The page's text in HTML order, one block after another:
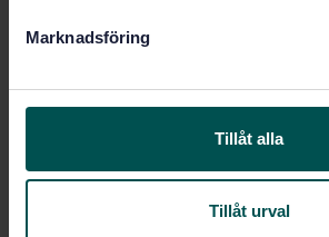
Marknadsföring
Tillåt alla
Tillåt urval
4/16/2019
Within the same area
STANDARDS